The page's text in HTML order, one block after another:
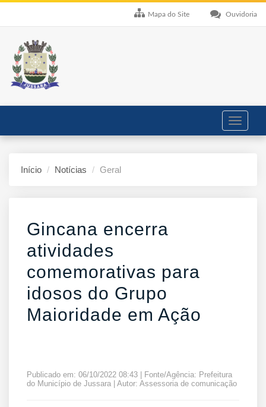
Ouvidoria
Mapa do Site
Toggle
Início Notícias Geral
Gincana encerra
atividades
comemorativas para
idosos do Grupo
Maioridade em Ação
Publicado em: 06/10/2022 08:43 | Fonte/Agência: Prefeitura
do Município de Jussara | Autor: Assessoria de comunicação